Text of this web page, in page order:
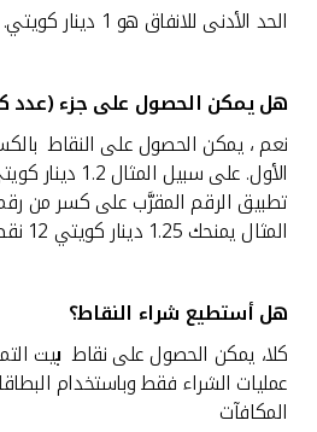
الحد الأدنى للانفاق هو 1 دينار كويتي.
هل يمكن الحصول على جزء (عدد
نعم ، يمكن الحصول على النقاط
تطبيق الرقم المقرَّب على كسر من
المثال يمنحك 1.25 دينار كويتي 12 نقطة وليس 12.5 نقطة..
هل أستطيع شراء النقاط؟
كلا، يمكن الحصول على نقاط بيت
عمليات الشراء فقط وباستخدام
المكافآت